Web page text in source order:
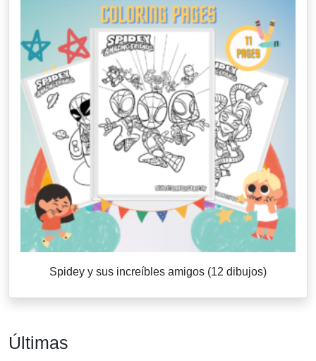
Spidey y sus increíbles amigos (12 dibujos)
Últimas